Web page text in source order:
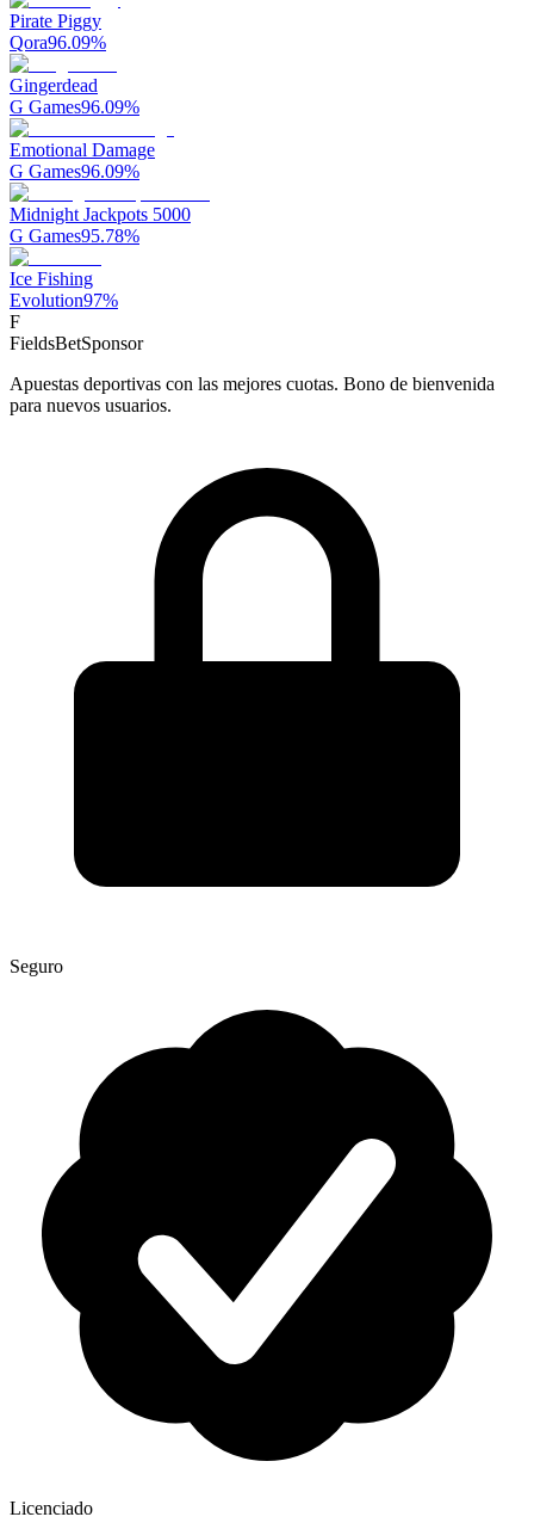
Pirate Piggy
Qora96.09%
Gingerdead
G Games96.09%
Emotional Damage
G Games96.09%
Midnight Jackpots 5000
G Games95.78%
Ice Fishing
Evolution97%
F
FieldsBetSponsor
Apuestas deportivas con las mejores cuotas. Bono de bienvenida
para nuevos usuarios.
Seguro
Licenciado